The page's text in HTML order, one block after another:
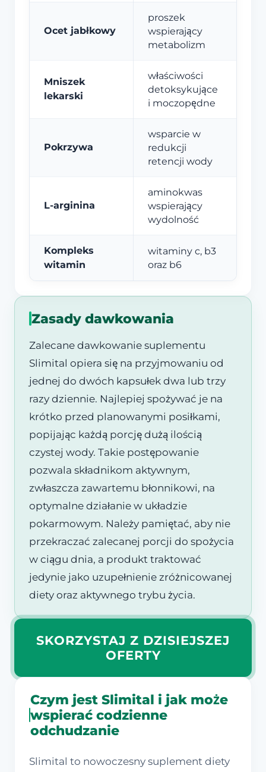
Ocet jabłkowy
proszek
wspierający
metabolizm
Mniszek
lekarski
właściwości
detoksykujące
i moczopędne
Pokrzywa
wsparcie w
redukcji
retencji wody
L-arginina
aminokwas
wspierający
wydolność
Kompleks
witamin
witaminy c, b3
oraz b6
Zasady dawkowania
Zalecane dawkowanie suplementu
Slimital opiera się na przyjmowaniu od
jednej do dwóch kapsułek dwa lub trzy
razy dziennie. Najlepiej spożywać je na
krótko przed planowanymi posiłkami,
popijając każdą porcję dużą ilością
czystej wody. Takie postępowanie
pozwala składnikom aktywnym,
zwłaszcza zawartemu błonnikowi, na
optymalne działanie w układzie
pokarmowym. Należy pamiętać, aby nie
przekraczać zalecanej porcji do spożycia
w ciągu dnia, a produkt traktować
jedynie jako uzupełnienie zróżnicowanej
diety oraz aktywnego trybu życia.
SKORZYSTAJ Z DZISIEJSZEJ
OFERTY
Czym jest Slimital i jak może
wspierać codzienne
odchudzanie
Slimital to nowoczesny suplement diety